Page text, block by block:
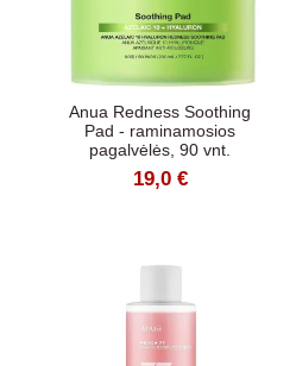
Anua Redness Soothing
Pad - raminamosios
pagalvėlės, 90 vnt.
19,0 €